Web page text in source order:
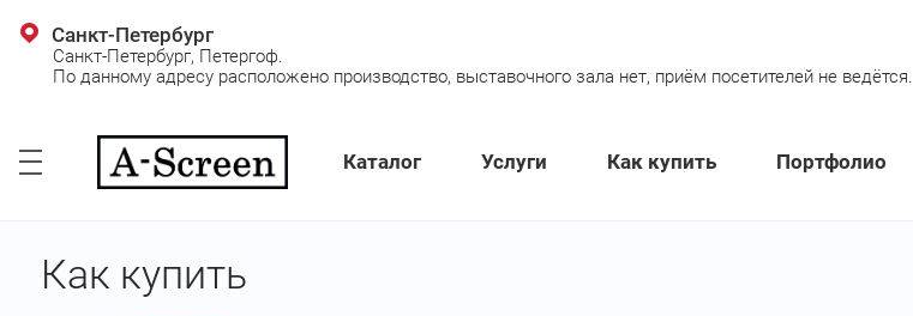
Санкт-Петербург
Санкт-Петербург, Петергоф.
По данному адресу расположено производство, выставочного зала нет, приём посетителей не ведётся.
Каталог Услуги Как купить Портфолио
Как купить